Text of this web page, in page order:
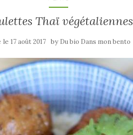
Thaï végétaliennes
le 17 août 2017 by Du bio Dans mon bento